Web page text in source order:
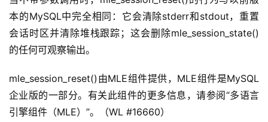
教
程
件
应
用
本的MySQL中完全相同：它会清除stderr和stdout，重置
会话时区并清除堆栈跟踪；这会删除mle_session_state()
的任何可观察输出。
mle_session_reset()由MLE组件提供，MLE组件是MySQL
企业版的一部分。有关此组件的更多信息，请参阅“多语言
引擎组件（MLE）”。（WL #16660）